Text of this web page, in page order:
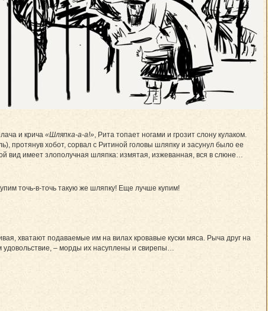
и крича «Шляпка-а-а!» , Рита топает ногами и грозит слону кулаком.
протянув хобот, сорвал с Ритиной головы шляпку и засунул было ее
вид имеет злополучная шляпка: измятая, изжеванная, вся в слюне…
точь-в-точь такую же шляпку! Еще лучше купим!
хватают подаваемые им на вилах кровавые куски мяса. Рыча друг на
удовольствие, – морды их насуплены и свирепы…